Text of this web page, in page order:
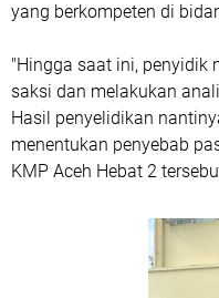
yang berkompeten di
"Hingga saat ini, penyidik
saksi dan melakukan
Hasil penyelidikan
menentukan penyebab
KMP Aceh Hebat 2